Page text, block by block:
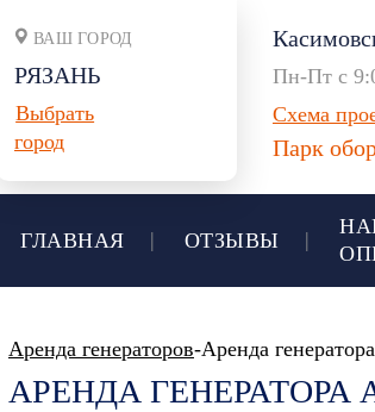
ВАШ ГОРОД
РЯЗАНЬ
Выбрать
город
Пн-Пт с
Схема
Парк
ГЛАВНАЯ ОТЗЫВЫ
Аренда генераторов-Аренда
АРЕНДА ГЕНЕРАТОРА